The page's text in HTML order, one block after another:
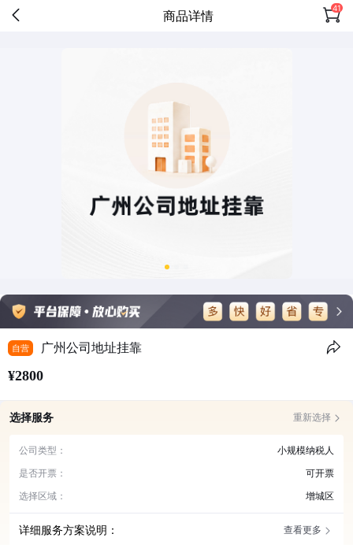
商品详情 41
自营 广州公司地址挂靠
¥2800
选择服务 重新选择
公司类型：
小规模纳税人
是否开票：
可开票
选择区域：
增城区
详细服务方案说明：
查看更多